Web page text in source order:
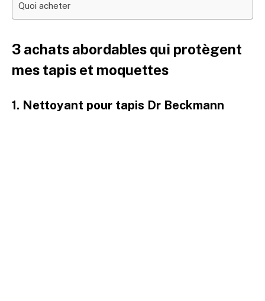
Quoi acheter
3 achats abordables qui protègent
mes tapis et moquettes
1. Nettoyant pour tapis Dr Beckmann